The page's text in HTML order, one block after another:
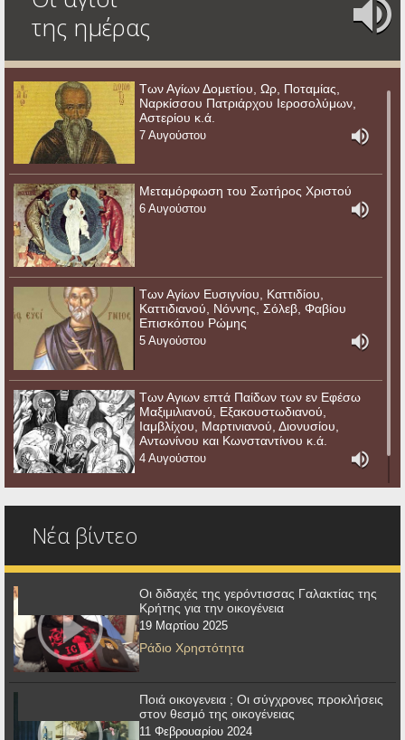
της ημέρας
Των Αγίων Δομετίου, Ωρ, Ποταμίας,
Ναρκίσσου Πατριάρχου Ιεροσολύμων,
Αστερίου κ.ά.
7 Αυγούστου
Μεταμόρφωση του Σωτήρος Χριστού
6 Αυγούστου
Των Αγίων Ευσιγνίου, Καττιδίου,
Καττιδιανού, Νόννης, Σόλεβ, Φαβίου
Επισκόπου Ρώμης
5 Αυγούστου
Των Αγιων επτά Παίδων των εν Εφέσω
Μαξιμιλιανού, Εξακουστωδιανού,
Ιαμβλίχου, Μαρτινιανού, Διονυσίου,
Αντωνίνου και Κωνσταντίνου κ.ά.
4 Αυγούστου
Νέα βίντεο
Οι διδαχές της γερόντισσας Γαλακτίας της
Κρήτης για την οικογένεια
19 Μαρτίου 2025
Ράδιο Χρηστότητα
Ποιά οικογενεια ; Οι σύγχρονες προκλήσεις
στον θεσμό της οικογένειας
11 Φεβρουαρίου 2024